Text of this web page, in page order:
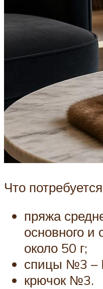
Что
пряжа
основного и
около 50 г;
спицы №3 –
крючок №3.